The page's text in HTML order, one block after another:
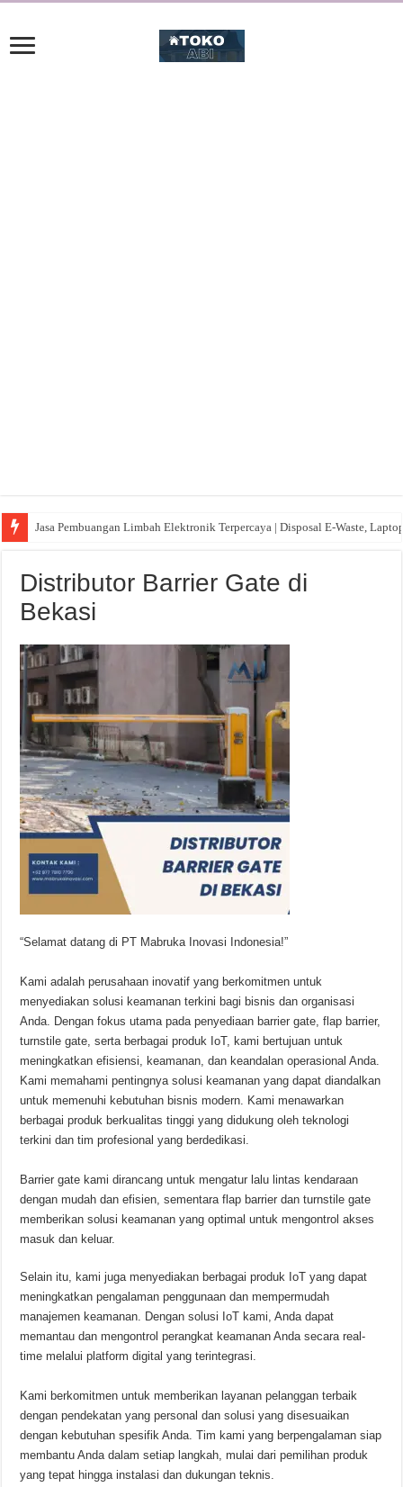
Jasa Pembuangan Limbah Elektronik Terpercaya | Disposal E-Waste,
Distributor Barrier Gate di
Bekasi
“Selamat datang di PT Mabruka Inovasi Indonesia!”
Kami adalah perusahaan inovatif yang berkomitmen untuk
menyediakan solusi keamanan terkini bagi bisnis dan organisasi
Anda. Dengan fokus utama pada penyediaan barrier gate, flap barrier,
turnstile gate, serta berbagai produk IoT, kami bertujuan untuk
meningkatkan efisiensi, keamanan, dan keandalan operasional Anda.
Kami memahami pentingnya solusi keamanan yang dapat diandalkan
untuk memenuhi kebutuhan bisnis modern. Kami menawarkan
berbagai produk berkualitas tinggi yang didukung oleh teknologi
terkini dan tim profesional yang berdedikasi.
Barrier gate kami dirancang untuk mengatur lalu lintas kendaraan
dengan mudah dan efisien, sementara flap barrier dan turnstile gate
memberikan solusi keamanan yang optimal untuk mengontrol akses
masuk dan keluar.
Selain itu, kami juga menyediakan berbagai produk IoT yang dapat
meningkatkan pengalaman penggunaan dan mempermudah
manajemen keamanan. Dengan solusi IoT kami, Anda dapat
memantau dan mengontrol perangkat keamanan Anda secara real-
time melalui platform digital yang terintegrasi.
Kami berkomitmen untuk memberikan layanan pelanggan terbaik
dengan pendekatan yang personal dan solusi yang disesuaikan
dengan kebutuhan spesifik Anda. Tim kami yang berpengalaman siap
membantu Anda dalam setiap langkah, mulai dari pemilihan produk
yang tepat hingga instalasi dan dukungan teknis.